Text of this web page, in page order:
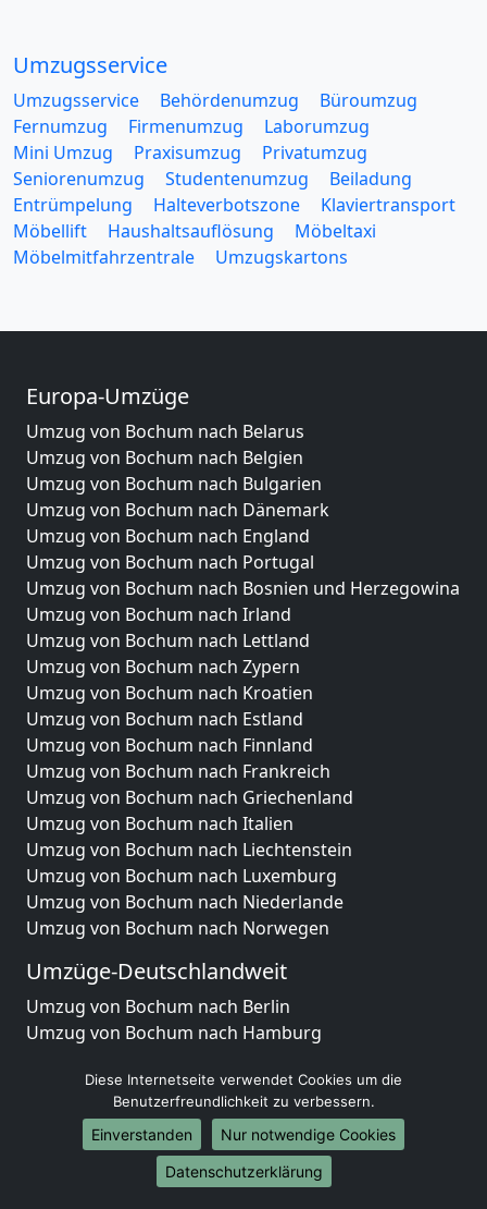
Umzugsservice
Umzugsservice Behördenumzug
Büroumzug
Fernumzug
Firmenumzug
Laborumzug
Mini Umzug
Praxisumzug
Privatumzug
Seniorenumzug
Studentenumzug
Beiladung
Entrümpelung
Halteverbotszone
Klaviertransport
Möbellift
Haushaltsauflösung
Möbeltaxi
Möbelmitfahrzentrale
Umzugskartons
Europa-Umzüge
Umzug von Bochum nach Belarus
Umzug von Bochum nach Belgien
Umzug von Bochum nach Bulgarien
Umzug von Bochum nach Dänemark
Umzug von Bochum nach England
Umzug von Bochum nach Portugal
Umzug von Bochum nach Bosnien und Herzegowina
Umzug von Bochum nach Irland
Umzug von Bochum nach Lettland
Umzug von Bochum nach Zypern
Umzug von Bochum nach Kroatien
Umzug von Bochum nach Estland
Umzug von Bochum nach Finnland
Umzug von Bochum nach Frankreich
Umzug von Bochum nach Griechenland
Umzug von Bochum nach Italien
Umzug von Bochum nach Liechtenstein
Umzug von Bochum nach Luxemburg
Umzug von Bochum nach Niederlande
Umzug von Bochum nach Norwegen
Umzüge-Deutschlandweit
Umzug von Bochum nach Berlin
Umzug von Bochum nach Hamburg
Umzug von Bochum nach Köln
Umzug von Bochum nach Frankfurt am Main
Umzug von Bochum nach Stuttgart
Umzug von Bochum nach Düsseldorf
Umzug von Bochum nach Leipzig
Diese Internetseite verwendet Cookies um die
Benutzerfreundlichkeit zu verbessern.
Einverstanden
Nur notwendige Cookies
Datenschutzerklärung